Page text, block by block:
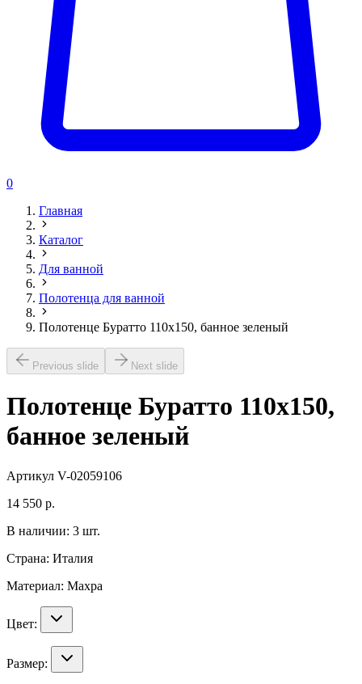
0
Главная
Каталог
Для ванной
Полотенца для ванной
Полотенце Буратто 110х150, банное зеленый
Previous slide Next slide
Полотенце Буратто 110х150,
банное зеленый
Артикул V-02059106
14 550 р.
В наличии: 3 шт.
Страна: Италия
Материал: Махра
Цвет:
Размер: